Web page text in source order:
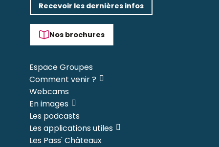
Recevoir les dernières infos
Nos brochures
Espace Groupes
Comment venir ?
Webcams
En images
Les podcasts
Les applications utiles
Les Pass' Châteaux